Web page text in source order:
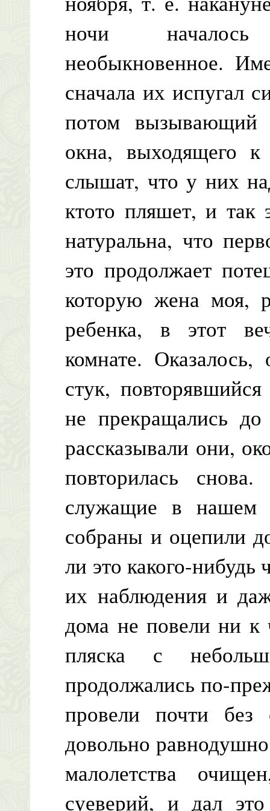
ночи
необыкновенное.
сначала их испугал
потом вызывающий
окна, выходящего
слышат, что у них
ктото пляшет, и так
натуральна, что
это продолжает
которую жена моя,
ребенка, в этот
комнате.
стук,
не прекращались
рассказывали они,
повторилась
служащие в нашем
собраны и оцепили
ли это какого-
их наблюдения и
дома не повели ни к
пляска с
продолжались по-
провели почти
довольно
малолетства
суеверий, и дал